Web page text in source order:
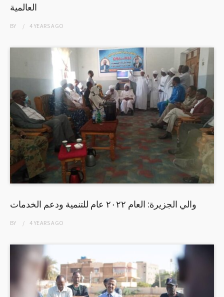
العالمية
BY 4 YEARSAGO
والي الجزيرة: العام ٢٠٢٢ عام للتنمية ودعم الخدمات
BY 4 YEARSAGO